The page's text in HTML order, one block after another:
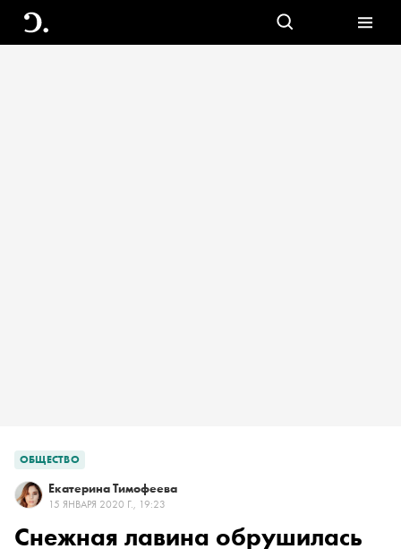
ОБЩЕСТВО
Екатерина Тимофеева
15 ЯНВАРЯ 2020 Г., 19:23
Снежная лавина обрушилась